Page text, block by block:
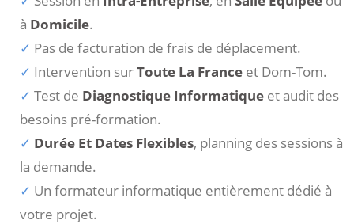
à Domicile.
Pas de facturation de frais de déplacement.
Intervention surToute La France et Dom-Tom.
Test de Diagnostique Informatique et audit des
besoins pré-formation.
Durée Et Dates Flexibles, planning des sessions à
la demande.
Un formateur informatique entièrement dédié à
votre projet.